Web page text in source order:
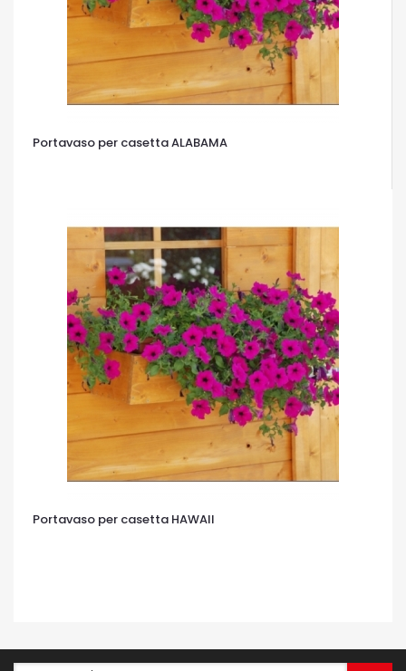
Portavaso per casetta ALABAMA
Portavaso per casetta HAWAII